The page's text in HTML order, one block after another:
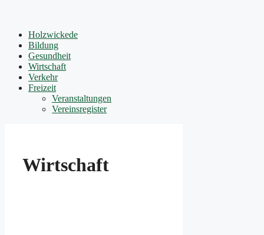
Holzwickede
Bildung
Gesundheit
Wirtschaft
Verkehr
Freizeit
Veranstaltungen
Vereinsregister
Wirtschaft